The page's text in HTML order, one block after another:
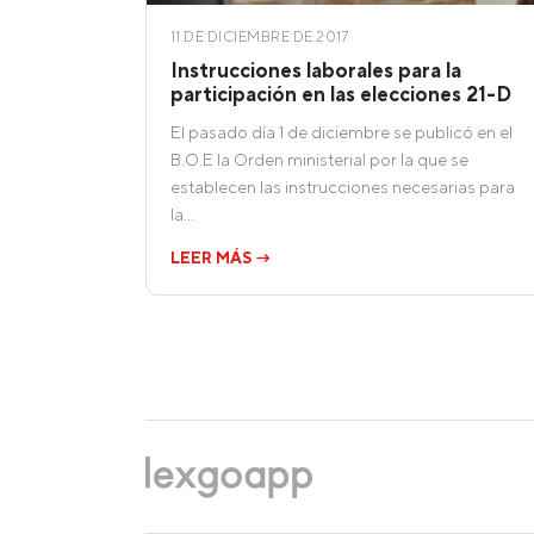
11 DE DICIEMBRE DE 2017
Instrucciones laborales para la
participación en las elecciones 21-D
El pasado día 1 de diciembre se publicó en el
B.O.E la Orden ministerial por la que se
establecen las instrucciones necesarias para
la…
LEER MÁS →